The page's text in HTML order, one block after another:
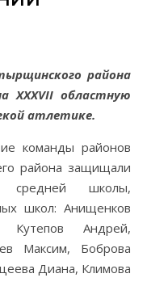
XXXVII областную
атлетике.
команды районов
района защищали
средней школы,
школ: Анищенков
Кутепов Андрей,
Максим, Боброва
Диана, Климова